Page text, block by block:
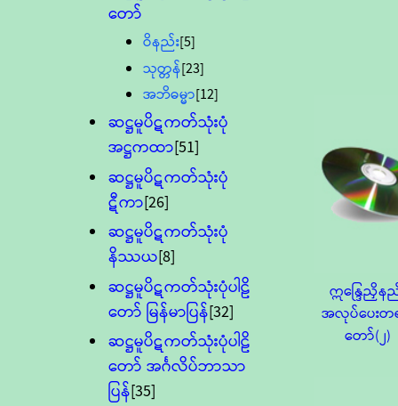
တော်
ဝိနည်း[5]
သုတ္တန်[23]
အဘိဓမ္မာ[12]
ဆဋ္ဌမူပိဋကတ်သုံးပုံ
အဋ္ဌကထာ[51]
ဆဋ္ဌမူပိဋကတ်သုံးပုံ
ဋီကာ[26]
ဆဋ္ဌမူပိဋကတ်သုံးပုံ
နိဿယ[8]
ဆဋ္ဌမူပိဋကတ်သုံးပုံပါဠိ
တော် မြန်မာပြန်[32]
ဆဋ္ဌမူပိဋကတ်သုံးပုံပါဠိ
တော် အင်္ဂလိပ်ဘာသာ
ပြန်[35]
ဣန္ဒြေညှိန
အလုပ်ပေးတ
တော်(၂)